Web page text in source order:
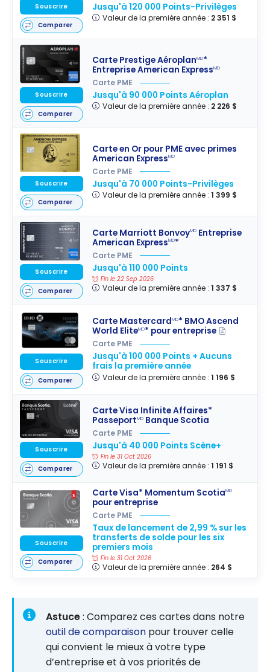
Jusqu'à 120 000 Points-Privilèges
Valeur de la première année : 2 351 $
Souscrire
Comparer
Carte Prestige AéroplanMD*
Entreprise American ExpressMD
Carte PME
Jusqu'à 90 000 Points Aéroplan
Valeur de la première année : 2 226 $
Souscrire
Comparer
Carte en Or pour PME avec primes
American ExpressMD
Carte PME
Jusqu'à 70 000 Points-Privilèges
Valeur de la première année : 1 399 $
Souscrire
Comparer
Carte Marriott BonvoyMD Entreprise
American ExpressMD*
Carte PME
Jusqu'à 110 000 Points
Fin le 22 Sep 2026
Valeur de la première année : 1 337 $
Souscrire
Comparer
Carte MastercardMD* BMO Ascend
World EliteMD* pour entreprise
Carte PME
Jusqu'à 100 000 Points + Aucuns
frais la première année
Valeur de la première année : 1 196 $
Souscrire
Comparer
Carte Visa Infinite Affaires*
PasseportMD Banque Scotia
Carte PME
Jusqu'à 40 000 Points Scène+
Fin le 31 Oct 2026
Valeur de la première année : 1 191 $
Souscrire
Comparer
Carte Visa* Momentum ScotiaMD
pour entreprise
Carte PME
Taux de lancement de 2,99 % sur les
transferts de solde pour les six
premiers mois
Fin le 31 Oct 2026
Valeur de la première année : 264 $
Souscrire
Comparer
Astuce: Comparez ces cartes dans notre
outil de comparaison pour trouver celle
qui convient le mieux à votre type
d’entreprise et à vos priorités de